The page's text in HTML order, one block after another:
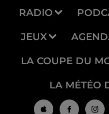
RADIO
JEUX
LA COUPE DU
LA MÉTÉO